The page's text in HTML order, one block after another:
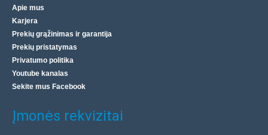
Apie mus
Karjera
Prekių grąžinimas ir garantija
Prekių pristatymas
Privatumo politika
Youtube kanalas
Sekite mus Facebook
Įmonės rekvizitai